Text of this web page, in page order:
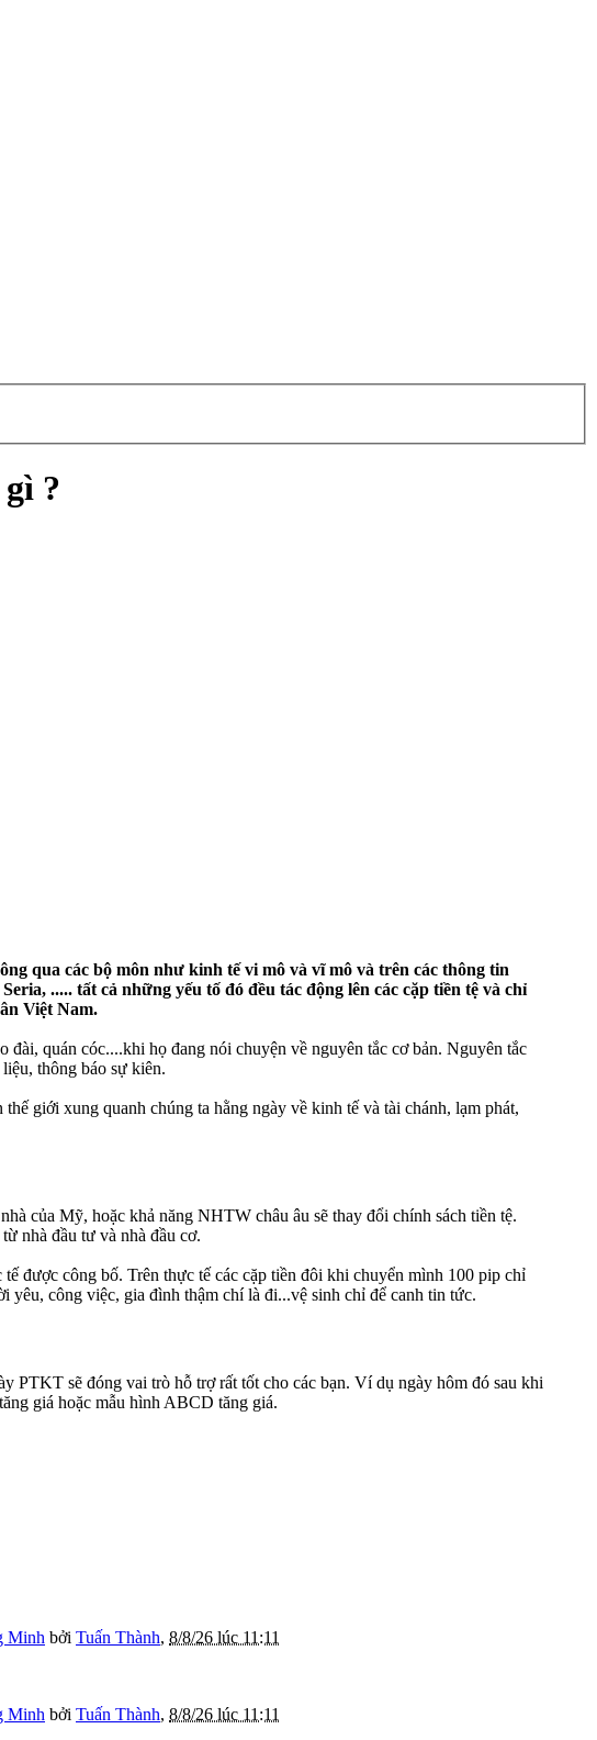
?
qua các bộ môn như kinh tế vi mô và vĩ mô và trên các thông tin
..... tất cả những yếu tố đó đều tác động lên các cặp tiền tệ và chỉ
Việt Nam.
quán cóc....khi họ đang nói chuyện về nguyên tắc cơ bản. Nguyên tắc
thông báo sự kiên.
giới xung quanh chúng ta hằng ngày về kinh tế và tài chánh, lạm phát,
của Mỹ, hoặc khả năng NHTW châu âu sẽ thay đổi chính sách tiền tệ.
nhà đầu tư và nhà đầu cơ.
được công bố. Trên thực tế các cặp tiền đôi khi chuyển mình 100 pip chỉ
yêu, công việc, gia đình thậm chí là đi...vệ sinh chỉ để canh tin tức.
PTKT sẽ đóng vai trò hỗ trợ rất tốt cho các bạn. Ví dụ ngày hôm đó sau khi
giá hoặc mẫu hình ABCD tăng giá.
Minh bởi Tuấn Thành, 8/8/26 lúc 11:11
Minh bởi Tuấn Thành, 8/8/26 lúc 11:11